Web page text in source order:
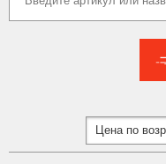
Цена по